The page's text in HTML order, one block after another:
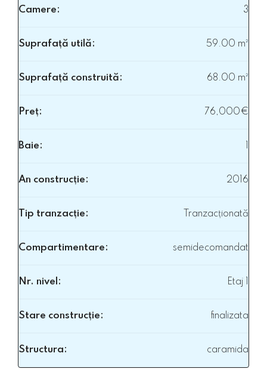
Camere: 3
Suprafață utilă: 59.00 m²
Suprafață construită: 68.00 m²
Preț: 76,000€
Baie:
An construcție: 2016
Tip tranzacție: Tranzacționată
Compartimentare: semidecomandat
Nr. nivel: Etaj 1
Stare construcție: finalizata
Structura: caramida